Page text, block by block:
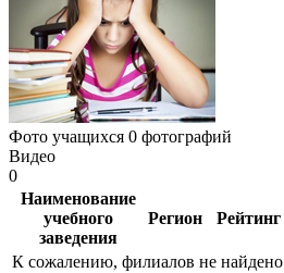
Фото учащихся 0 фотографий
Видео
0
Наименование
учебного
заведения
Регион Рейтинг
К сожалению, филиалов не найдено